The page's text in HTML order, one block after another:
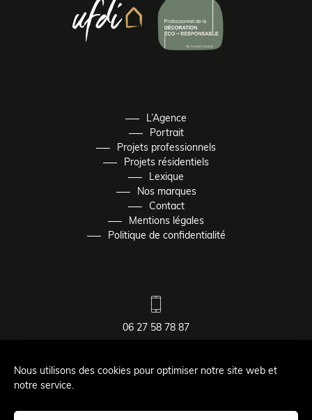
Nous utilisons des cookies pour optimiser notre site web et
notre service.
L’Agence
Portrait
Projets professionnels
Projets résidentiels
Lexique
Nos marques
Contact
Mentions légales
Politique de confidentialité
06 27 58 78 87
contact@aurelierousselin.fr